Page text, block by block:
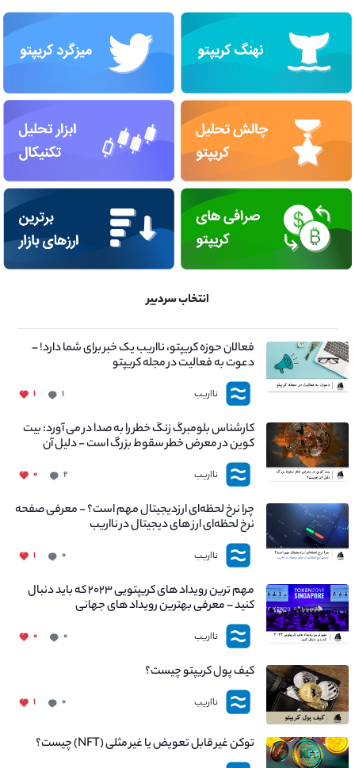
انتخاب سردبیر
فعالان حوزه کریپتو، نااریب یک خبر برای شما دارد! –
دعوت به فعالیت در مجله کریپتو
نااریب ۱ ۱
کارشناس بلومبرگ زنگ خطر را به صدا در می آورد: بیت
کوین در معرض خطر سقوط بزرگ است - دلیل آن
چیست؟
نااریب ۲ ۰
چرا نرخ لحظه‌ای ارزدیجیتال مهم است؟ - معرفی صفحه
نرخ لحظه‌ای ارز های دیجیتال در نااریب
نااریب ۰ ۱
مهم ترین رویداد های کریپتویی ۲۰۲۳ که باید دنبال
کنید – معرفی بهترین رویداد های جهانی
نااریب ۰ ۰
کیف پول کریپتو چیست؟
نااریب ۰ ۱
توکن غیر قابل تعویض یا غیر مثلی (NFT) چیست؟